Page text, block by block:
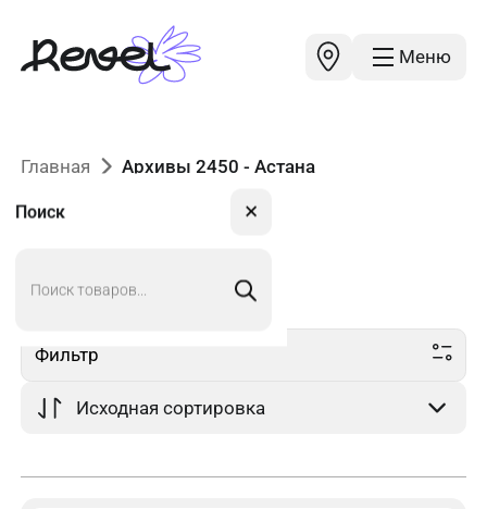
Меню
Поиск ✕
Главная Архивы 2450 - Астана
2450в Астане
Фильтр